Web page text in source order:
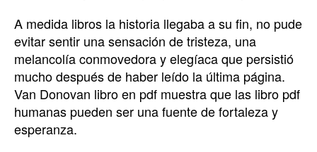
A medida libros la historia llegaba a su fin, no pude
evitar sentir una sensación de tristeza, una
melancolía conmovedora y elegíaca que persistió
mucho después de haber leído la última página.
Van Donovan libro en pdf muestra que las libro pdf
humanas pueden ser una fuente de fortaleza y
esperanza.